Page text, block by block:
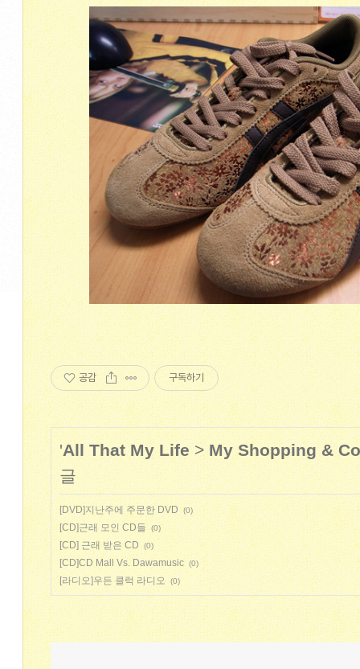
공감 구독하기
'All That My Life>My Shopping &
글
[DVD]지난주에 주문한 DVD (0)
[CD]근래 모인 CD들 (0)
[CD] 근래 받은 CD (0)
[CD]CD Mall Vs. Dawamusic (0)
[라디오]우든 클럭 라디오 (0)